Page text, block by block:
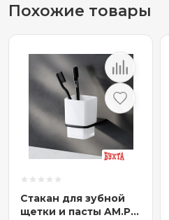
Похожие товары
Стакан для зубной
щетки и пасты AM.PM